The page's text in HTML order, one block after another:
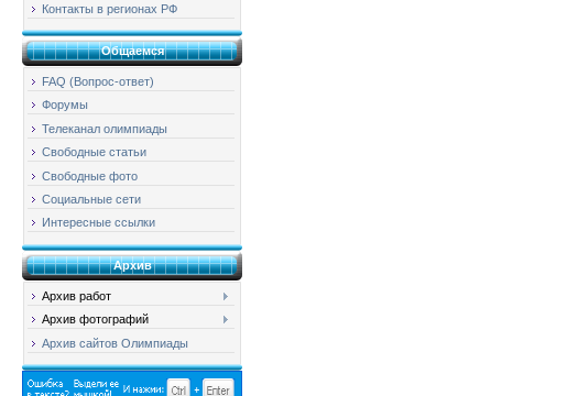
Контакты в регионах РФ
Общаемся
FAQ (Вопрос-ответ)
Форумы
Телеканал олимпиады
Свободные статьи
Свободные фото
Социальные сети
Интересные ссылки
Архив
Архив работ
Архив фотографий
Архив сайтов Олимпиады